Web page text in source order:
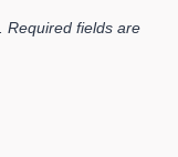
Required fields are